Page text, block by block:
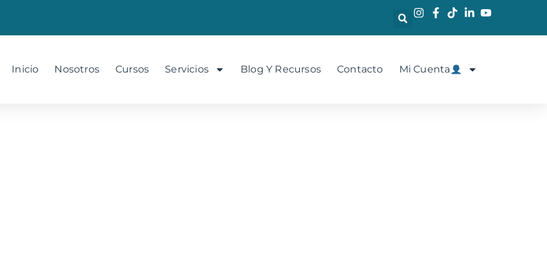
Inicio Nosotros Cursos Servicios Blog Y Recursos Contacto Mi Cuenta